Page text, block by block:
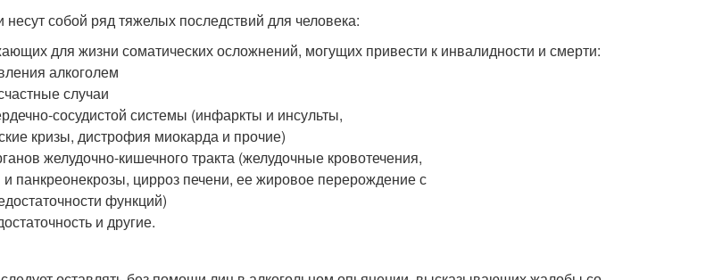
собой ряд тяжелых последствий для человека:
для жизни соматических осложнений, могущих привести к инвалидности и смерти:
алкоголем
случаи
сосудистой системы (инфаркты и инсульты,
кризы, дистрофия миокарда и прочие)
желудочно-кишечного тракта (желудочные кровотечения,
и панкреонекрозы, цирроз печени, ее жировое перерождение с
функций)
и другие.